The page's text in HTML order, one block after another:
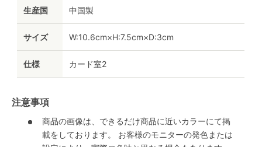
生産国 中国製
サイズ W:10.6cm×H:7.5cm×D:3cm
仕様 カード室2
注意事項
商品の画像は、できるだけ商品に近いカラーにて掲
載をしております。 お客様のモニターの発色または